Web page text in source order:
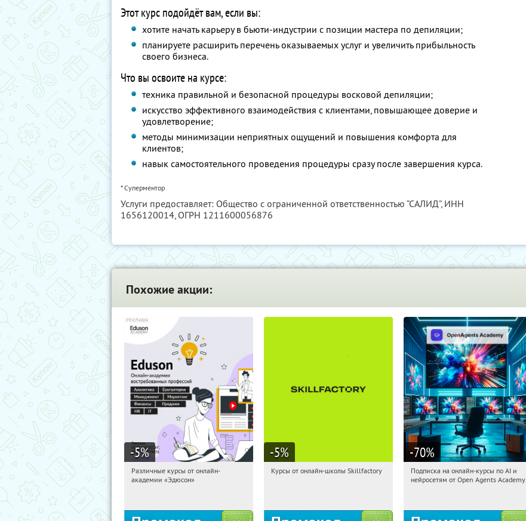
Этот курс подойдёт вам, если вы:
хотите начать карьеру в бьюти-индустрии с позиции мастера по депиляции;
планируете расширить перечень оказываемых услуг и увеличить прибыльность
своего бизнеса.
Что вы освоите на курсе:
техника правильной и безопасной процедуры восковой депиляции;
искусство эффективного взаимодействия с клиентами, повышающее доверие и
удовлетворение;
методы минимизации неприятных ощущений и повышения комфорта для
клиентов;
навык самостоятельного проведения процедуры сразу после завершения курса.
* Суперментор
Услуги предоставляет: Общество с ограниченной ответственностью “САЛИД”, ИНН
1656120014, ОГРН 1211600056876
Похожие акции:
-5%
21:19:58 Получили:
Различные курсы от онлайн-
академии «Эдюсон»
-5%
21:19:58
Получи первым!
Курсы от онлайн-школы Skillfactory
-70%
21:19:58 Получили:
Подписка на онлайн-курсы по AI и
нейросетям от Open Agents Academy